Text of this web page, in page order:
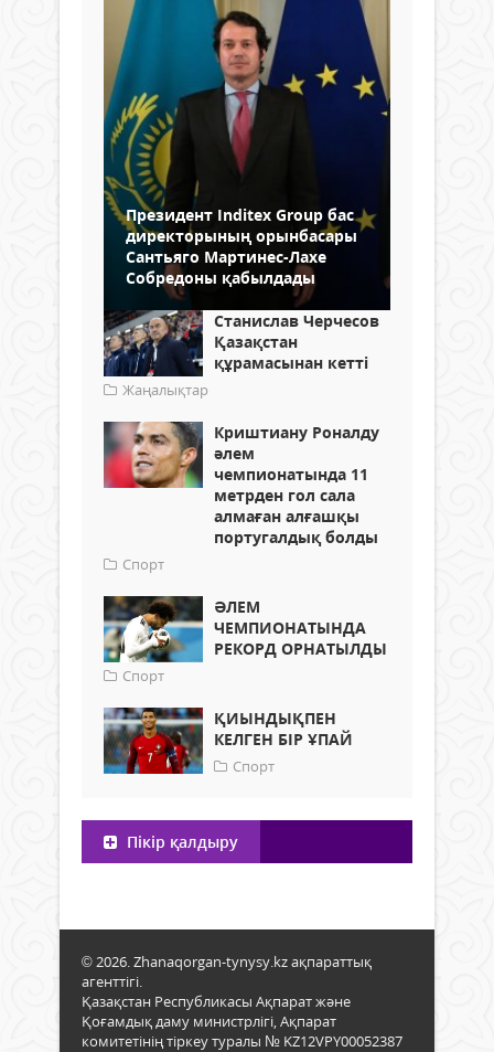
Президент Inditex Group бас
директорының орынбасары
Сантьяго Мартинес-Лахе
Собредоны қабылдады
Станислав Черчесов
Қазақстан
құрамасынан кетті
Жаңалықтар
Криштиану Роналду
әлем
чемпионатында 11
метрден гол сала
алмаған алғашқы
португалдық болды
Спорт
ӘЛЕМ
ЧЕМПИОНАТЫНДА
РЕКОРД ОРНАТЫЛДЫ
Спорт
ҚИЫНДЫҚПЕН
КЕЛГЕН БІР ҰПАЙ
Спорт
Пікір қалдыру
© 2026. Zhanaqorgan-tynysy.kz ақпараттық
агенттігі.
Қазақстан Республикасы Ақпарат және
Қоғамдық даму министрлігі, Ақпарат
комитетінің тіркеу туралы № KZ12VPY00052387